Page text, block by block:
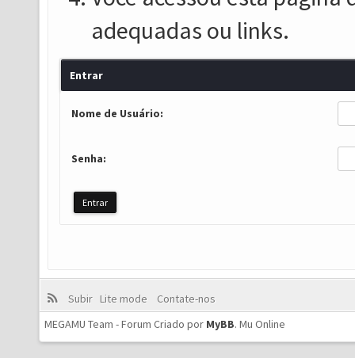
adequadas ou links.
Entrar
Nome de Usuário:
Senha:
Subir Lite mode
Contate-nos
MEGAMU Team - Forum Criado por MyBB. Mu Online